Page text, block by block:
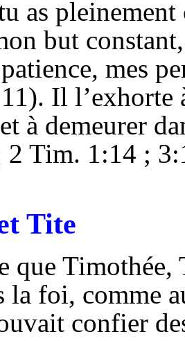
as
but
mes
Il l’exhorte
à demeurer
Tim. 1:14 ;
Tite
que
la foi, comme
confier